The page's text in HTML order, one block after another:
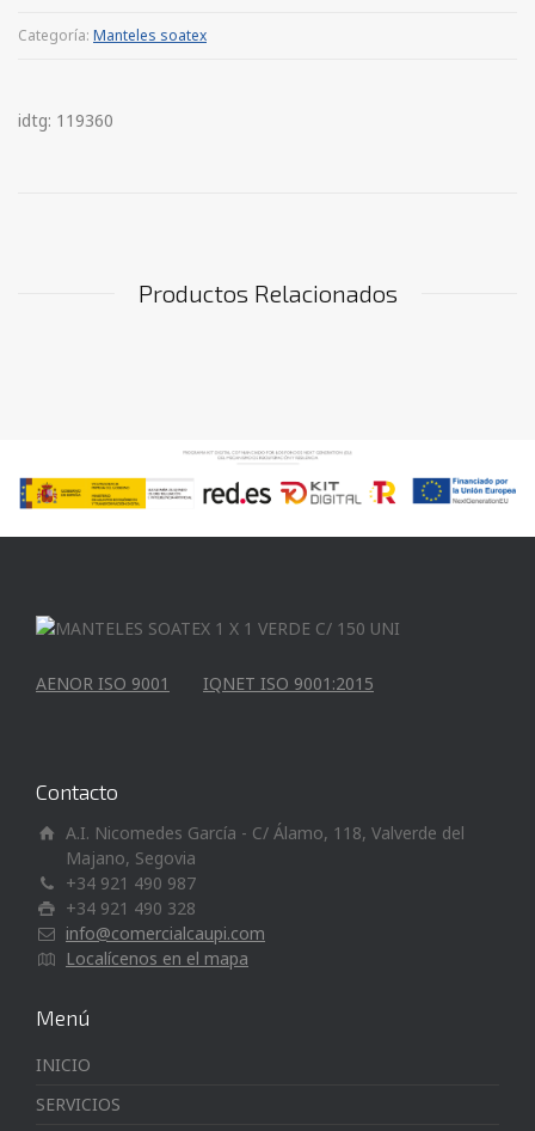
Categoría: Manteles soatex
idtg: 119360
Productos Relacionados
AENOR ISO 9001 IQNET ISO 9001:2015
Contacto
A.I. Nicomedes García - C/ Álamo, 118, Valverde del
Majano, Segovia
+34 921 490 987
+34 921 490 328
info@comercialcaupi.com
Localícenos en el mapa
Menú
INICIO
SERVICIOS